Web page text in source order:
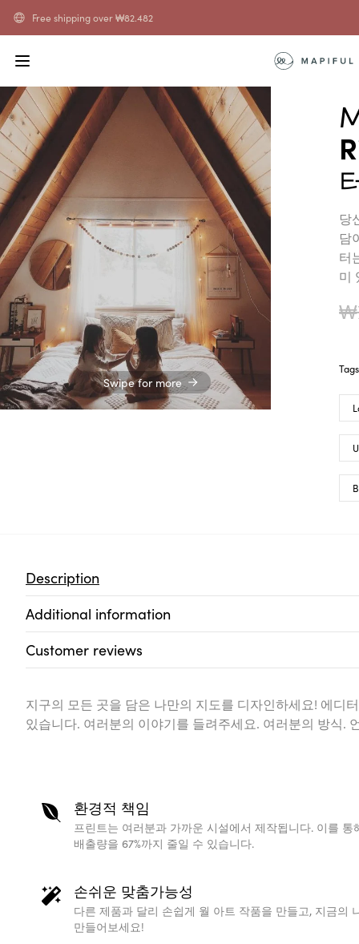
Free shipping over₩82.482
Swipe for more
당
담
터
미
₩
Tags
Description
Additional information
Customer reviews
지구의 모든 곳을 담은 나만의 지도를 디자인하세요! 에디
있습니다. 여러분의 이야기를 들려주세요. 여러분의 방식.
환경적 책임
프린트는 여러분과 가까운 시설에서 제작됩니다. 이를
배출량을 67%까지 줄일 수 있습니다.
손쉬운 맞춤가능성
다른 제품과 달리 손쉽게 월 아트 작품을 만들고, 지금의
만들어보세요!